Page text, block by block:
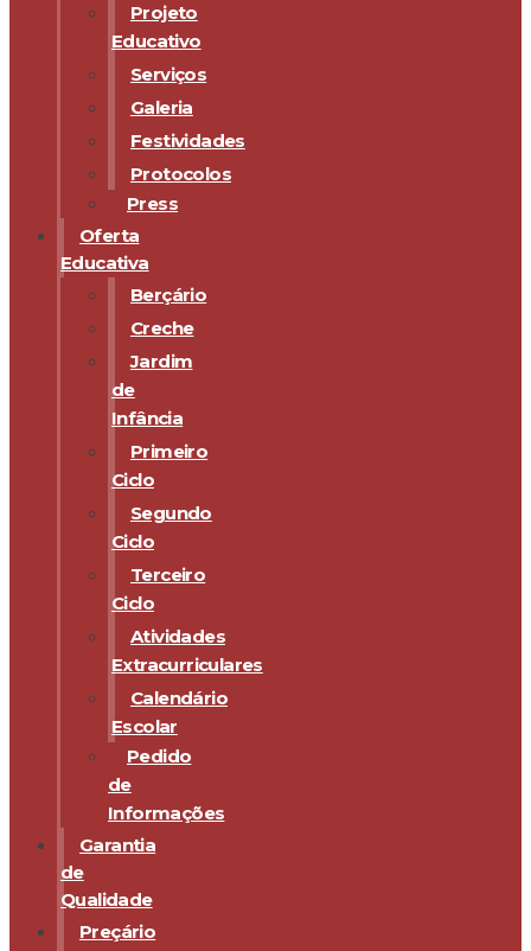
Projeto
Educativo
Serviços
Galeria
Festividades
Protocolos
Press
Oferta
Educativa
Berçário
Creche
Jardim
de
Infância
Primeiro
Ciclo
Segundo
Ciclo
Terceiro
Ciclo
Atividades
Extracurriculares
Calendário
Escolar
Pedido
de
Informações
Garantia
de
Qualidade
Preçário